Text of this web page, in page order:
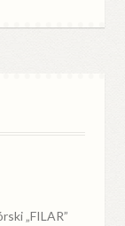
„FILAR”